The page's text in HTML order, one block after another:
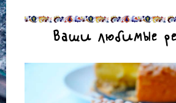
Ваши любимые